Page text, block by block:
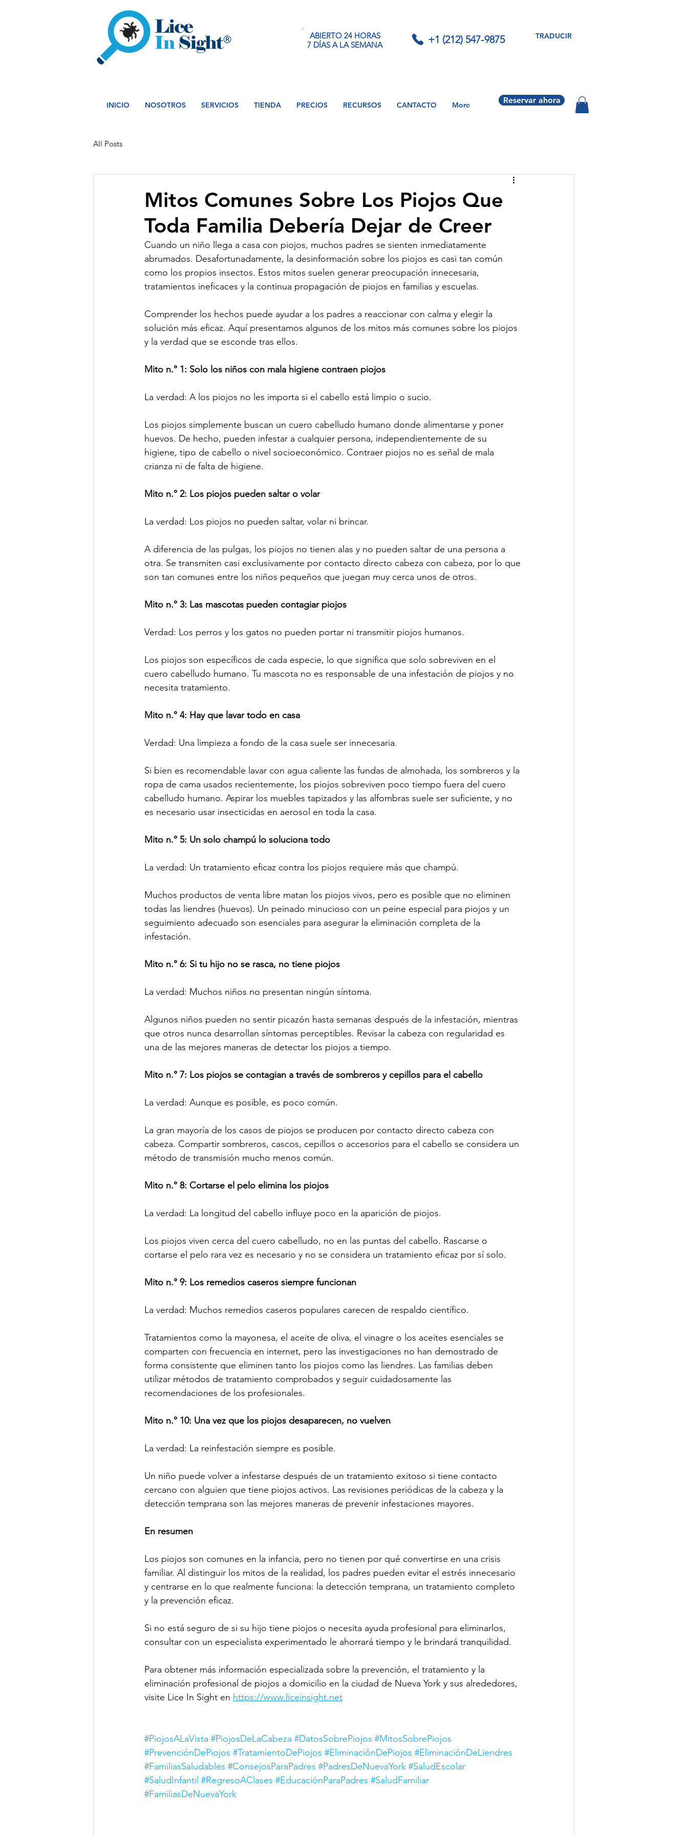
ABIERTO 24 HORAS
7 DÍAS A LA SEMANA
+1 (212) 547-9875 TRADUCIR
INICIO NOSOTROS SERVICIOS TIENDA PRECIOS RECURSOS CANTACTO More Reservar ahora
All Posts
Mitos Comunes Sobre Los Piojos Que
Toda Familia Debería Dejar de Creer
Cuando un niño llega a casa con piojos, muchos padres se sienten inmediatamente
abrumados. Desafortunadamente, la desinformación sobre los piojos es casi tan común
como los propios insectos. Estos mitos suelen generar preocupación innecesaria,
tratamientos ineficaces y la continua propagación de piojos en familias y escuelas.
Comprender los hechos puede ayudar a los padres a reaccionar con calma y elegir la
solución más eficaz. Aquí presentamos algunos de los mitos más comunes sobre los piojos
y la verdad que se esconde tras ellos.
Mito n.° 1: Solo los niños con mala higiene contraen piojos
La verdad: A los piojos no les importa si el cabello está limpio o sucio.
Los piojos simplemente buscan un cuero cabelludo humano donde alimentarse y poner
huevos. De hecho, pueden infestar a cualquier persona, independientemente de su
higiene, tipo de cabello o nivel socioeconómico. Contraer piojos no es señal de mala
crianza ni de falta de higiene.
Mito n.° 2: Los piojos pueden saltar o volar
La verdad: Los piojos no pueden saltar, volar ni brincar.
A diferencia de las pulgas, los piojos no tienen alas y no pueden saltar de una persona a
otra. Se transmiten casi exclusivamente por contacto directo cabeza con cabeza, por lo que
son tan comunes entre los niños pequeños que juegan muy cerca unos de otros.
Mito n.° 3: Las mascotas pueden contagiar piojos
Verdad: Los perros y los gatos no pueden portar ni transmitir piojos humanos.
Los piojos son específicos de cada especie, lo que significa que solo sobreviven en el
cuero cabelludo humano. Tu mascota no es responsable de una infestación de piojos y no
necesita tratamiento.
Mito n.° 4: Hay que lavar todo en casa
Verdad: Una limpieza a fondo de la casa suele ser innecesaria.
Si bien es recomendable lavar con agua caliente las fundas de almohada, los sombreros y la
ropa de cama usados ​​recientemente, los piojos sobreviven poco tiempo fuera del cuero
cabelludo humano. Aspirar los muebles tapizados y las alfombras suele ser suficiente, y no
es necesario usar insecticidas en aerosol en toda la casa.
Mito n.° 5: Un solo champú lo soluciona todo
La verdad: Un tratamiento eficaz contra los piojos requiere más que champú.
Muchos productos de venta libre matan los piojos vivos, pero es posible que no eliminen
todas las liendres (huevos). Un peinado minucioso con un peine especial para piojos y un
seguimiento adecuado son esenciales para asegurar la eliminación completa de la
infestación.
Mito n.° 6: Si tu hijo no se rasca, no tiene piojos
La verdad: Muchos niños no presentan ningún síntoma.
Algunos niños pueden no sentir picazón hasta semanas después de la infestación, mientras
que otros nunca desarrollan síntomas perceptibles. Revisar la cabeza con regularidad es
una de las mejores maneras de detectar los piojos a tiempo.
Mito n.° 7: Los piojos se contagian a través de sombreros y cepillos para el cabello
La verdad: Aunque es posible, es poco común.
La gran mayoría de los casos de piojos se producen por contacto directo cabeza con
cabeza. Compartir sombreros, cascos, cepillos o accesorios para el cabello se considera un
método de transmisión mucho menos común.
Mito n.° 8: Cortarse el pelo elimina los piojos
La verdad: La longitud del cabello influye poco en la aparición de piojos.
Los piojos viven cerca del cuero cabelludo, no en las puntas del cabello. Rascarse o
cortarse el pelo rara vez es necesario y no se considera un tratamiento eficaz por sí solo.
Mito n.° 9: Los remedios caseros siempre funcionan
La verdad: Muchos remedios caseros populares carecen de respaldo científico.
Tratamientos como la mayonesa, el aceite de oliva, el vinagre o los aceites esenciales se
comparten con frecuencia en internet, pero las investigaciones no han demostrado de
forma consistente que eliminen tanto los piojos como las liendres. Las familias deben
utilizar métodos de tratamiento comprobados y seguir cuidadosamente las
recomendaciones de los profesionales.
Mito n.° 10: Una vez que los piojos desaparecen, no vuelven
La verdad: La reinfestación siempre es posible.
Un niño puede volver a infestarse después de un tratamiento exitoso si tiene contacto
cercano con alguien que tiene piojos activos. Las revisiones periódicas de la cabeza y la
detección temprana son las mejores maneras de prevenir infestaciones mayores.
En resumen
Los piojos son comunes en la infancia, pero no tienen por qué convertirse en una crisis
familiar. Al distinguir los mitos de la realidad, los padres pueden evitar el estrés innecesario
y centrarse en lo que realmente funciona: la detección temprana, un tratamiento completo
y la prevención eficaz.
Si no está seguro de si su hijo tiene piojos o necesita ayuda profesional para eliminarlos,
consultar con un especialista experimentado le ahorrará tiempo y le brindará tranquilidad.
Para obtener más información especializada sobre la prevención, el tratamiento y la
eliminación profesional de piojos a domicilio en la ciudad de Nueva York y sus alrededores,
visite Lice In Sight en https://www.liceinsight.net
#PiojosALaVista #PiojosDeLaCabeza #DatosSobrePiojos #MitosSobrePiojos
#PrevenciónDePiojos #TratamientoDePiojos #EliminaciónDePiojos #EliminaciónDeLiendres
#FamiliasSaludables #ConsejosParaPadres #PadresDeNuevaYork #SaludEscolar
#SaludInfantil #RegresoAClases #EducaciónParaPadres #SaludFamiliar
#FamiliasDeNuevaYork